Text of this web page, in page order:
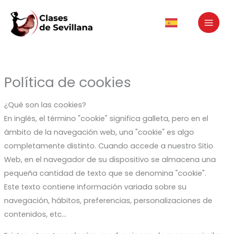
contenido
Política de cookies
¿Qué son las cookies?
En inglés, el término "cookie" significa galleta, pero en el
ámbito de la navegación web, una "cookie" es algo
completamente distinto. Cuando accede a nuestro Sitio
Web, en el navegador de su dispositivo se almacena una
pequeña cantidad de texto que se denomina "cookie".
Este texto contiene información variada sobre su
navegación, hábitos, preferencias, personalizaciones de
contenidos, etc...